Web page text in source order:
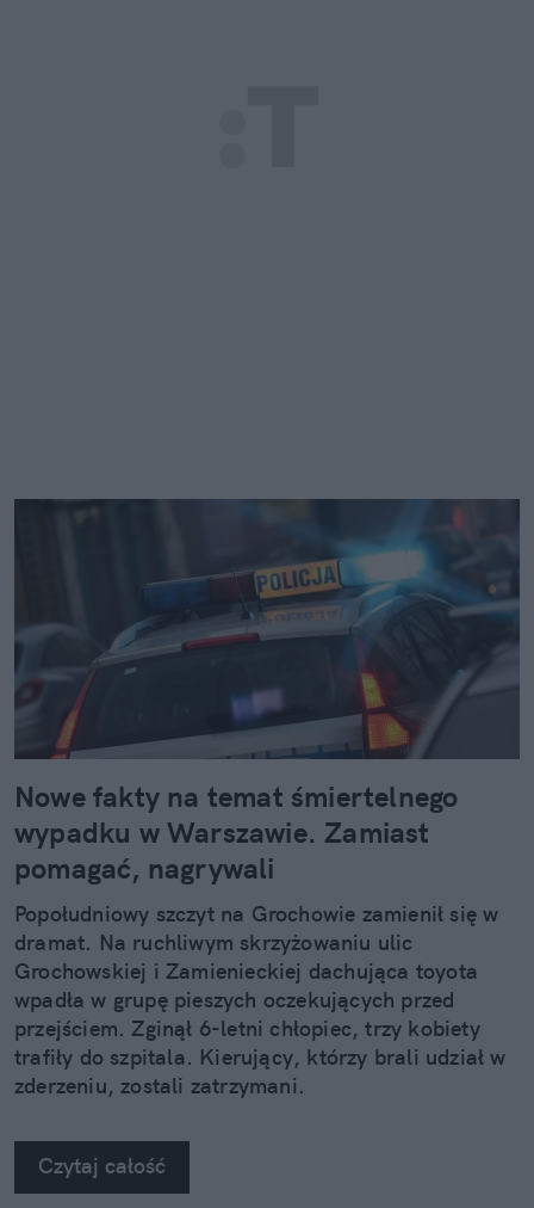
Nowe fakty na temat śmiertelnego
wypadku w Warszawie. Zamiast
pomagać, nagrywali
Popołudniowy szczyt na Grochowie zamienił się w
dramat. Na ruchliwym skrzyżowaniu ulic
Grochowskiej i Zamienieckiej dachująca toyota
wpadła w grupę pieszych oczekujących przed
przejściem. Zginął 6-letni chłopiec, trzy kobiety
trafiły do szpitala. Kierujący, którzy brali udział w
zderzeniu, zostali zatrzymani.
Czytaj całość